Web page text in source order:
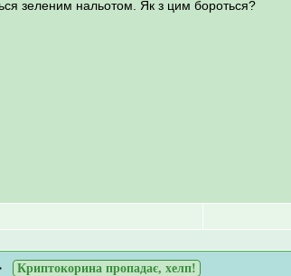
зеленим нальотом. Як з цим бороться?
Криптокорина пропадає, хелп!